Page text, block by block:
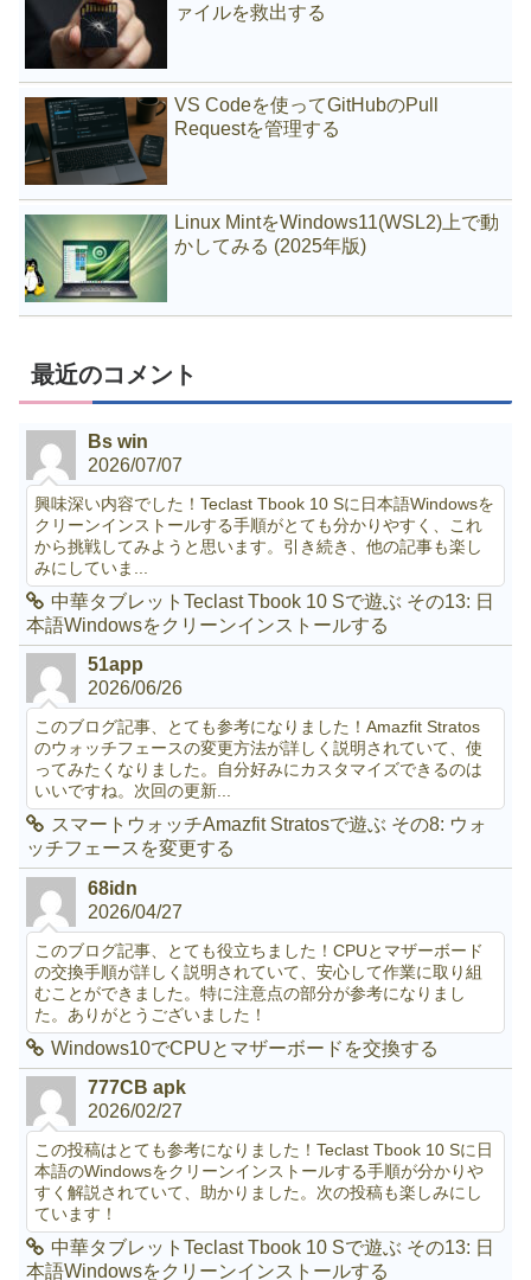
ァイルを救出する
VS Codeを使ってGitHubのPull
Requestを管理する
Linux MintをWindows11(WSL2)上で動
かしてみる (2025年版)
最近のコメント
Bs win
2026/07/07
興味深い内容でした！Teclast Tbook 10 Sに日本語Windowsを
クリーンインストールする手順がとても分かりやすく、これ
から挑戦してみようと思います。引き続き、他の記事も楽し
みにしていま...
中華タブレットTeclast Tbook 10 Sで遊ぶ その13: 日
本語Windowsをクリーンインストールする
51app
2026/06/26
このブログ記事、とても参考になりました！Amazfit Stratos
のウォッチフェースの変更方法が詳しく説明されていて、使
ってみたくなりました。自分好みにカスタマイズできるのは
いいですね。次回の更新...
スマートウォッチAmazfit Stratosで遊ぶ その8: ウォ
ッチフェースを変更する
68idn
2026/04/27
このブログ記事、とても役立ちました！CPUとマザーボード
の交換手順が詳しく説明されていて、安心して作業に取り組
むことができました。特に注意点の部分が参考になりまし
た。ありがとうございました！
Windows10でCPUとマザーボードを交換する
777CB apk
2026/02/27
この投稿はとても参考になりました！Teclast Tbook 10 Sに日
本語のWindowsをクリーンインストールする手順が分かりや
すく解説されていて、助かりました。次の投稿も楽しみにし
ています！
中華タブレットTeclast Tbook 10 Sで遊ぶ その13: 日
本語Windowsをクリーンインストールする